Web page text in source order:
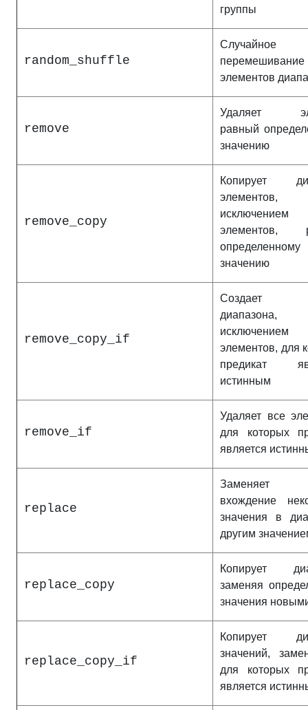
группы
random_shuffle
Случайное
перемешивание
элементов
remove
Удаляет
равный
значению
remove_copy
Копирует
исключением
элементов,
определенному
значению
remove_copy_if
Создает
исключением
элементов, для
предикат
истинным
remove_if
Удаляет все
для которых
является
replace
Заменяет
вхождение
значения в
другим
replace_copy
Копирует
заменяя
значения
replace_copy_if
Копирует
значений,
для которых
является